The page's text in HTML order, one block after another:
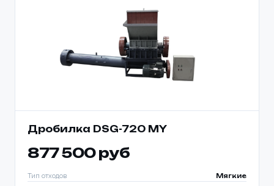
Дробилка DSG-720 MY
877 500 руб
Тип отходов Мягкие